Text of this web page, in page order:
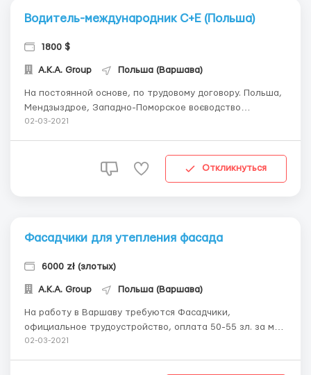
Водитель-международник С+Е (Польша)
1800 $
А.К.А. Group Польша (Варшава)
На постоянной основе, по трудовому договору. Польша,
Мендзыздрое, Западно-Поморское воєводство
Требуется водитель, права: категории С+Е Особые
тягаче плюс стандартный тентованный полуприцеп.
02-03-2021
Откликнуться
Фасадчики для утепления фасада
6000 zł (злотых)
А.К.А. Group Польша (Варшава)
На работу в Варшаву требуются Фасадчики,
официальное трудоустройство, оплата 50-55 зл. за м2+
доплата. Трудоустройство по биометрии или визе.
02-03-2021